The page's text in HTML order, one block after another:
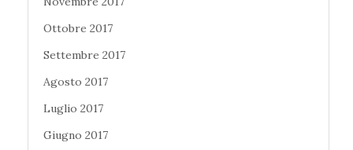
Ottobre 2017
Settembre 2017
Agosto 2017
Luglio 2017
Giugno 2017